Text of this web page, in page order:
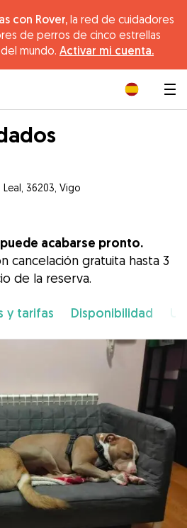
con Rover, la red de cuidadores
de perros de cinco estrellas
mundo. Activar mi cuenta.
Leal, 36203, Vigo
acabarse pronto.
cancelación gratuita hasta 3
de la reserva.
y tarifas Disponibilidad